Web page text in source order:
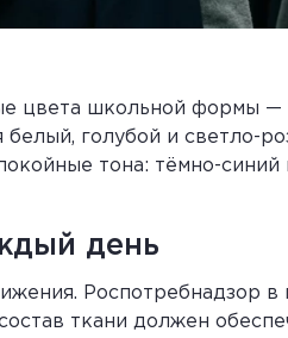
цвета школьной формы —
голубой и светло-
тона: тёмно-
день
Роспотребнадзор в
ткани должен